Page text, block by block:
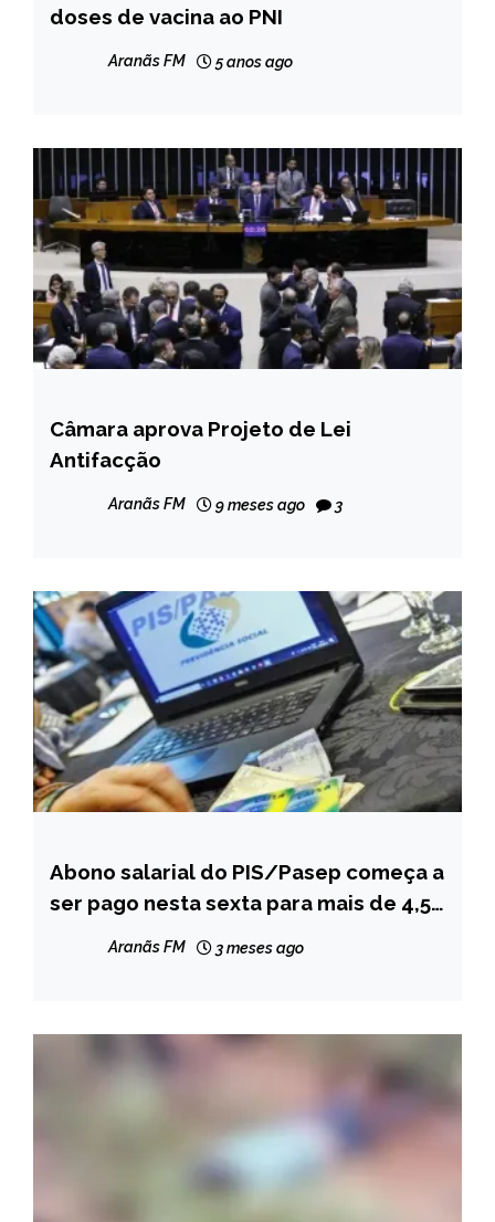
NOTÍCIAS
doses de vacina ao PNI
Aranãs FM 5 anos ago
BRASIL
NOTÍCIAS
Câmara aprova Projeto de Lei
Antifacção
Aranãs FM 9 meses ago 3
BRASIL
NOTÍCIAS
Abono salarial do PIS/Pasep começa a
ser pago nesta sexta para mais de 4,5
Aranãs FM 3 meses ago